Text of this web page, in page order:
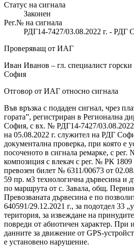
Статус на сигнала
Законен
Рег.№ на сигнала
РДГ14-7427/03.08.2022 г. - РДГ
Проверяващ от ИАГ
Иван Иванов – гл. специалист
София
Отговор от ИАГ относно сигнала
Във връзка с подаден сигнал, чрез
гората”, регистриран в Регионална
София, с вх. № РДГ14-7427/
на 05.08.2022 г. служител на РДГ
документална проверка, при която е
посоченото в сигнала ремарке, с
композиция с влекач с рег. № РК
превозен билет № 6311/00673 от
59 пр. м3 технологична дървесина и
по маршрута от с. Завала, общ.
Превозваната дървесина е по
640591/29.12.2021 г., за подотдел 33
територия, за извеждане на
повреди от абиотичен характер. При
данните за движение от GPS-
е установено нарушение.